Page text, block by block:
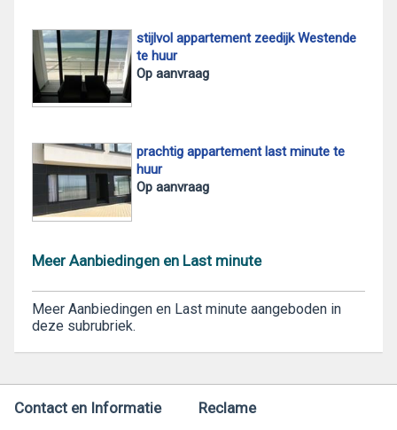
stijlvol appartement zeedijk Westende
te huur
Op aanvraag
prachtig appartement last minute te
huur
Op aanvraag
Meer Aanbiedingen en Last minute
Meer Aanbiedingen en Last minute aangeboden in
deze subrubriek.
Contact en Informatie Reclame